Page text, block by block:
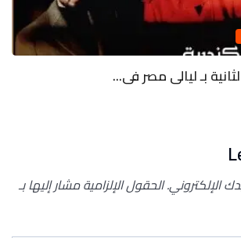
بـ ليالى مصر فى...
الإلكتروني.الحقول الإلزامية مشار إليها بـ